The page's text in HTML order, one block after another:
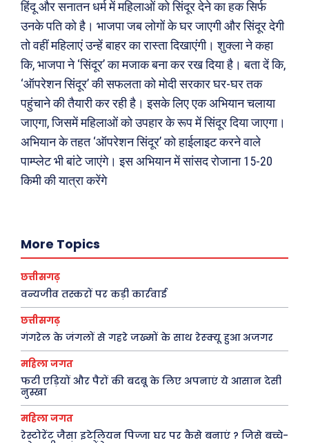
Type here...
छत्तीसगढ़
देश
दुनिया
राजनीति
अपराध
सरकारी योजना
मनोरंजन
फ़िल्मी दुनिया
आज का कार्टून
शायरी
संस्मरण
मधुर वचन
अन्य
धर्म व अध्यात्म
हिंदू और सनातन धर्म में महिलाओं को सिंदूर देने का हक सिर्फ
उनके पति को है। भाजपा जब लोगों के घर जाएगी और सिंदूर देगी
तो वहीं महिलाएं उन्हें बाहर का रास्ता दिखाएंगी। शुक्ला ने कहा
कि, भाजपा ने ‘सिंदूर’ का मजाक बना कर रख दिया है। बता दें कि,
‘ऑपरेशन सिंदूर’ की सफलता को मोदी सरकार घर-घर तक
पहुंचाने की तैयारी कर रही है। इसके लिए एक अभियान चलाया
जाएगा, जिसमें महिलाओं को उपहार के रूप में सिंदूर दिया जाएगा।
अभियान के तहत ‘ऑपरेशन सिंदूर’ को हाईलाइट करने वाले
पाम्प्लेट भी बांटे जाएंगे। इस अभियान में सांसद रोजाना 15-20
किमी की यात्रा करेंगे
More Topics
छत्तीसगढ़
वन्यजीव तस्करों पर कड़ी कार्रवाई
छत्तीसगढ़
गंगरेल के जंगलों से गहरे जख्मों के साथ रेस्क्यू हुआ अजगर
महिला जगत
फटी एड़ियों और पैरों की बदबू के लिए अपनाएं ये आसान देसी
नुस्खा
महिला जगत
रेस्टोरेंट जैसा इटेलियन पिज्जा घर पर कैसे बनाएं ? जिसे बच्चे-